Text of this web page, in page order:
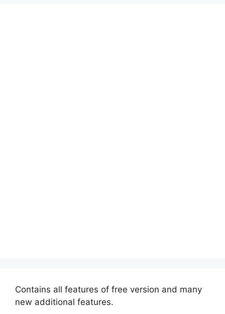
Contains all features of free version and many
new additional features.